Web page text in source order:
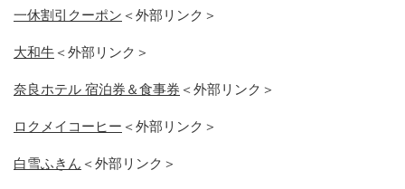
一休割引クーポン ＜外部リンク＞
大和牛 ＜外部リンク＞
奈良ホテル 宿泊券＆食事券 ＜外部リンク＞
ロクメイコーヒー ＜外部リンク＞
白雪ふきん ＜外部リンク＞